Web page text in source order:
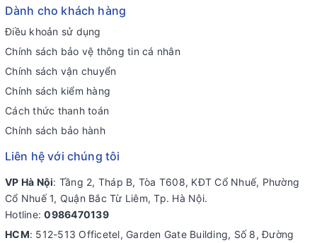
Dành cho khách hàng
Điều khoản sử dụng
Chính sách bảo vệ thông tin cá nhân
Chính sách vận chuyển
Chính sách kiểm hàng
Cách thức thanh toán
Chính sách bảo hành
Liên hệ với chúng tôi
VP Hà Nội: Tầng 2, Tháp B, Tòa T608, KĐT Cổ Nhuế, Phường
Cổ Nhuế 1, Quận Bắc Từ Liêm, Tp. Hà Nội.
Hotline:0986470139
HCM: 512-513 Officetel, Garden Gate Building, Số 8, Đường